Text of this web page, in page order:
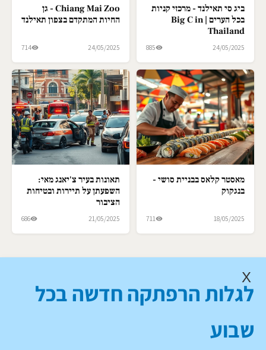
ביג סי תאילנד - מרכזי קניות
בכל הערים | Big C in
Thailand
24/05/2025
885
Chiang Mai Zoo - גן
החיות המתקדם בצפון תאילנד
24/05/2025
714
מאסטר קלאס בבניית סושי -
בנגקוק
18/05/2025
711
תאונות בעיר צ'יאנג מאי:
השפעתן על תיירות ובטיחות
הציבור
21/05/2025
686
X
לגלות הרפתקה חדשה בכל
שבוע